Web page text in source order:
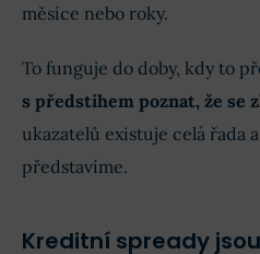
měsíce nebo roky.
To funguje do doby, kdy to
s předstihem poznat, že se
ukazatelů existuje celá řada
představíme.
Kreditní spready